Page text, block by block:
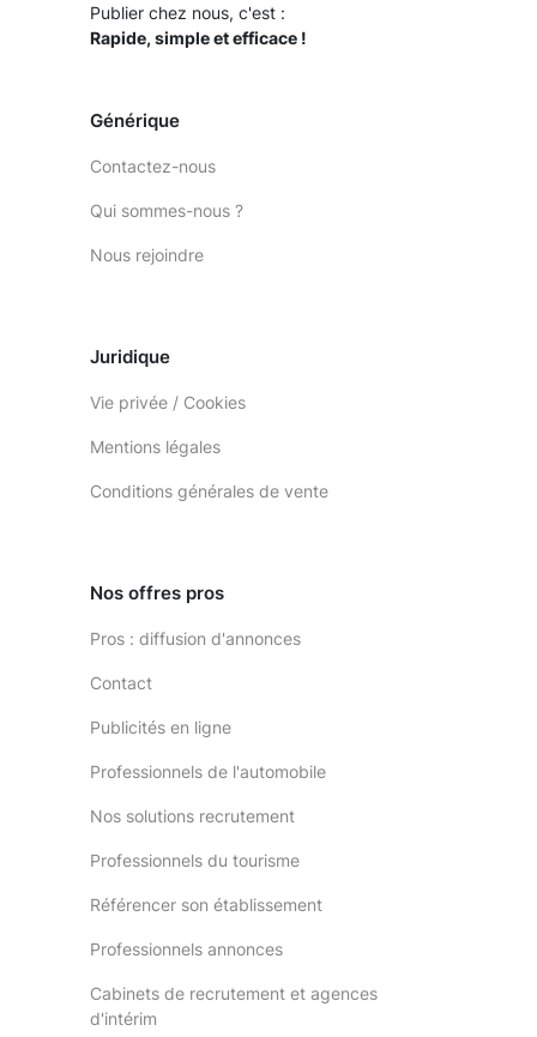
Publier chez nous, c'est :
Rapide, simple et efficace !
Générique
Contactez-nous
Qui sommes-nous ?
Nous rejoindre
Juridique
Vie privée / Cookies
Mentions légales
Conditions générales de vente
Nos offres pros
Pros : diffusion d'annonces
Contact
Publicités en ligne
Professionnels de l'automobile
Nos solutions recrutement
Professionnels du tourisme
Référencer son établissement
Professionnels annonces
Cabinets de recrutement et agences
d'intérim